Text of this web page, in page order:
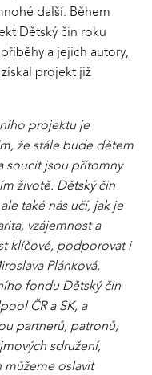
další. Během
Dětský čin roku
a jejich autory,
projekt již
projektu je
že stále bude dětem
soucit jsou přítomny
životě. Dětský čin
také nás učí, jak je
vzájemnost a
klíčové, podporovat i
Plánková,
fondu Dětský čin
ČR a SK, a
partnerů, patronů,
sdružení,
můžeme oslavit